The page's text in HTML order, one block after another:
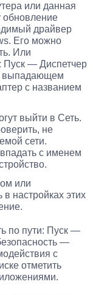
или данная
обновление
драйвер
Его можно
Или
Пуск — Диспетчер
выпадающем
с названием
выйти в Сеть.
не
сети.
с именем
или
в настройках этих
по пути: Пуск —
—
с
отметить